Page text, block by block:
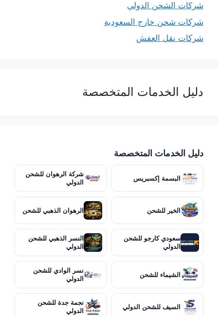
شركات الشحن الدولي
شركات شحن خارج السعودية
شركات نقل العفش
دليل الخدمات المتخصصة
دليل الخدمات المتخصصة
البسمة إكسبريس
شركة الرهوان للشحن
الدولي
الخير للشحن الرهوان الذهبي للشحن
سعودي كارجو للشحن
الدولي
النسر الذهبي للشحن
الدولي
الشيماء للشحن
نسر الوادي للشحن
الدولي
السيف للشحن الدولي
نجمة جدة للشحن
الدولي